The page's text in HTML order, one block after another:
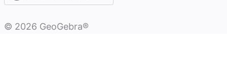
© 2026 GeoGebra®